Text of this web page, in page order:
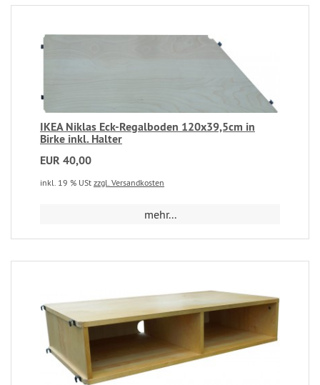
IKEA Niklas Eck-Regalboden 120x39,5cm in
Birke inkl. Halter
EUR 40,00
inkl. 19 % USt zzgl. Versandkosten
mehr...